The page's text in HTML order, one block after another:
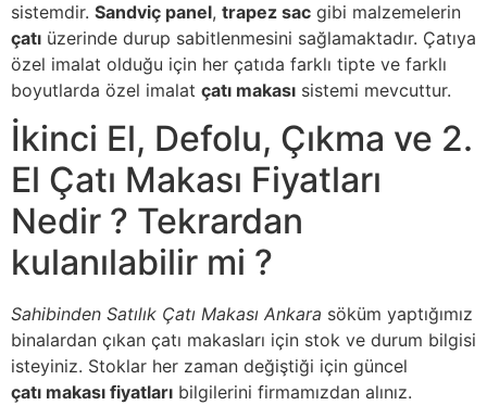
sistemdir. Sandviç panel, trapez sac gibi malzemelerin
çatı üzerinde durup sabitlenmesini sağlamaktadır. Çatıya
özel imalat olduğu için her çatıda farklı tipte ve farklı
boyutlarda özel imalat çatı makası sistemi mevcuttur.
İkinci El, Defolu, Çıkma ve 2.
El Çatı Makası Fiyatları
Nedir ? Tekrardan
kulanılabilir mi ?
Sahibinden Satılık Çatı Makası Ankara söküm yaptığımız
binalardan çıkan çatı makasları için stok ve durum bilgisi
isteyiniz. Stoklar her zaman değiştiği için güncel
çatı makası fiyatları bilgilerini firmamızdan alınız.